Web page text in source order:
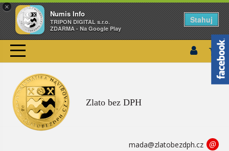
×
Numis Info
TRIPON DIGITAL s.r.o.
ZDARMA - Na Google Play
Stahuj
Zlato bez DPH
mada@zlatobezdph.cz @